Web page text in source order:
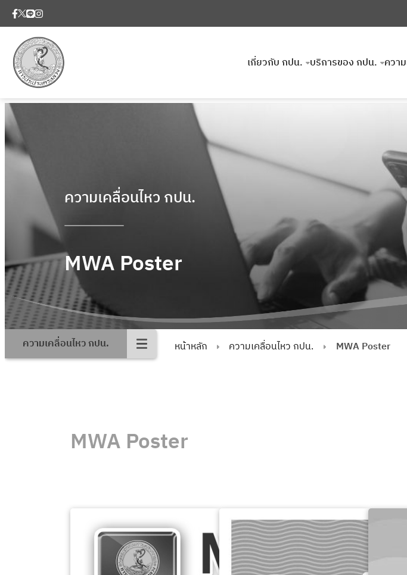
เกี่ยวกับ กปน. บริการของ กปน. ควา
ความเคลื่อนไหว กปน.
MWA Poster
ความเคลื่อนไหว กปน. หน้าหลัก ความเคลื่อนไหว กปน. MWA Poster
MWA Poster